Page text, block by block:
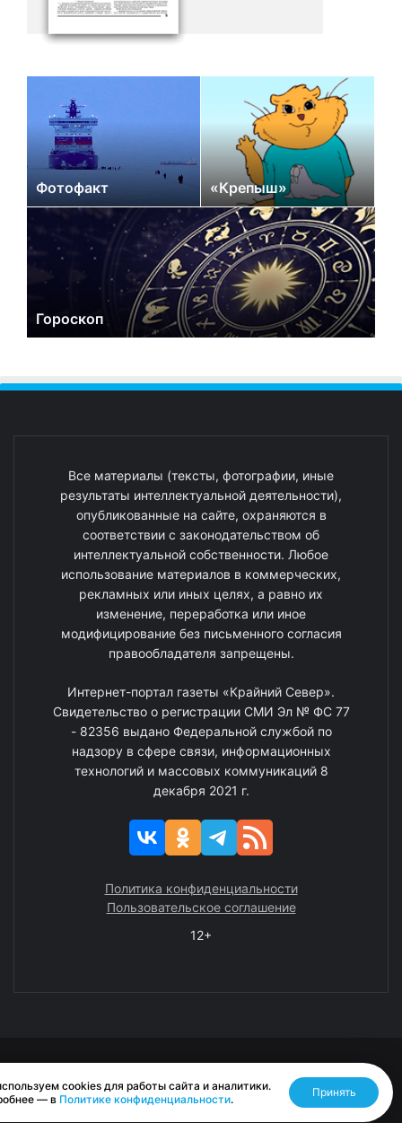
Фотофакт «Крепыш»
Гороскоп
Все материалы (тексты, фотографии, иные
результаты интеллектуальной деятельности),
опубликованные на сайте, охраняются в
соответствии с законодательством об
интеллектуальной собственности. Любое
использование материалов в коммерческих,
рекламных или иных целях, а равно их
изменение, переработка или иное
модифицирование без письменного согласия
правообладателя запрещены.
Интернет-портал газеты «Крайний Север».
Свидетельство о регистрации СМИ Эл № ФС 77
- 82356 выдано Федеральной службой по
надзору в сфере связи, информационных
технологий и массовых коммуникаций 8
декабря 2021 г.
Политика конфиденциальности
Пользовательское соглашение
12+
Разработано RASA
cookies для работы сайта и аналитики.
— в Политике конфиденциальности.
Принять